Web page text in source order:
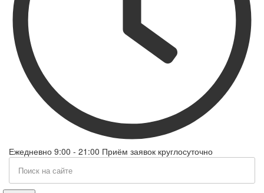
Ежедневно 9:00 - 21:00 Приём заявок круглосуточно